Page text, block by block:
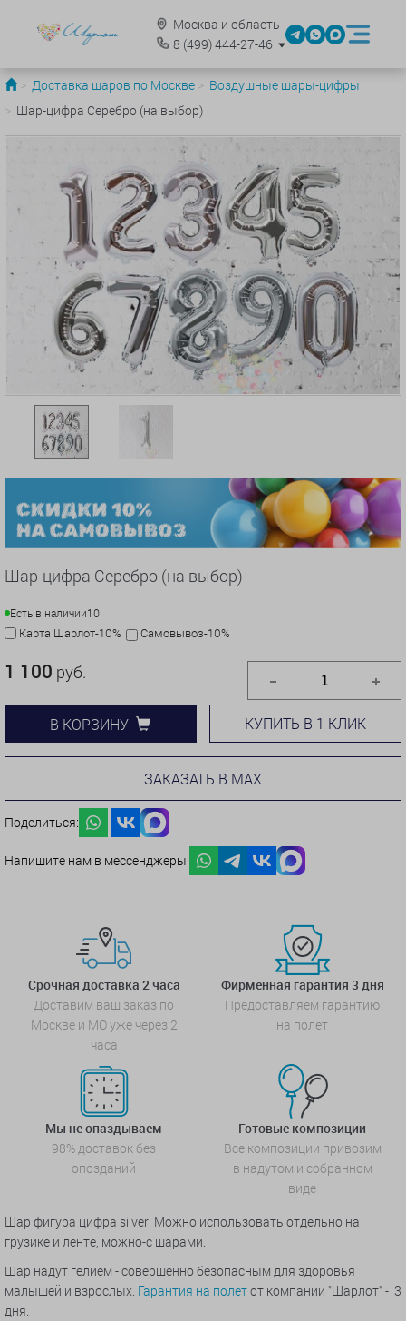
Москва и область
8 (499)444-27-46
Доставка шаров по Москве
Воздушные шары-цифры
Шар-цифра Серебро (на выбор)
Шар-цифра Серебро (на выбор)
Есть в наличии10
Карта Шарлот-10% Самовывоз-10%
1 100 руб.
В КОРЗИНУ КУПИТЬ В 1 КЛИК
ЗАКАЗАТЬ В MAX
Поделиться:
Напишите нам в мессенджеры:
Срочная доставка 2 часа
Доставим ваш заказ по
Москве и МО уже через 2
часа
Фирменная гарантия 3 дня
Предоставляем гарантию
на полет
Мы не опаздываем
98% доставок без
опозданий
Готовые композиции
Все композиции привозим
в надутом и собранном
виде
Шар фигура цифра silver. Можно использовать отдельно на
грузике и ленте, можно-с шарами.
Шар надут гелием - совершенно безопасным для здоровья
малышей и взрослых. Гарантия на полетот компании "Шарлот" - 3
дня.